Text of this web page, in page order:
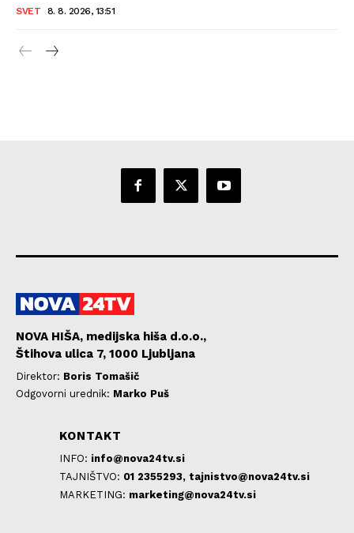
SVET 8. 8. 2026, 13:51
NOVA HIŠA, medijska hiša d.o.o.,
Štihova ulica 7, 1000 Ljubljana
Direktor: Boris Tomašič
Odgovorni urednik: Marko Puš
KONTAKT
INFO: info@nova24tv.si
TAJNIŠTVO: 01 2355293, tajnistvo@nova24tv.si
MARKETING: marketing@nova24tv.si